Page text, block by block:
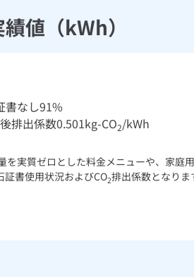
値（kWh）
なし91%
排出係数0.501kg-CO2/kWh
を実質ゼロとした料金メニューや、家庭
書使用状況およびCO2排出係数となりま